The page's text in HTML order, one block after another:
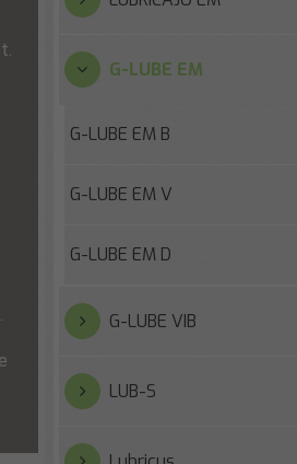
G-LUBE EM
G-LUBE EM B
G-LUBE EM V
G-LUBE EM D
G-LUBE VIB
LUB-S